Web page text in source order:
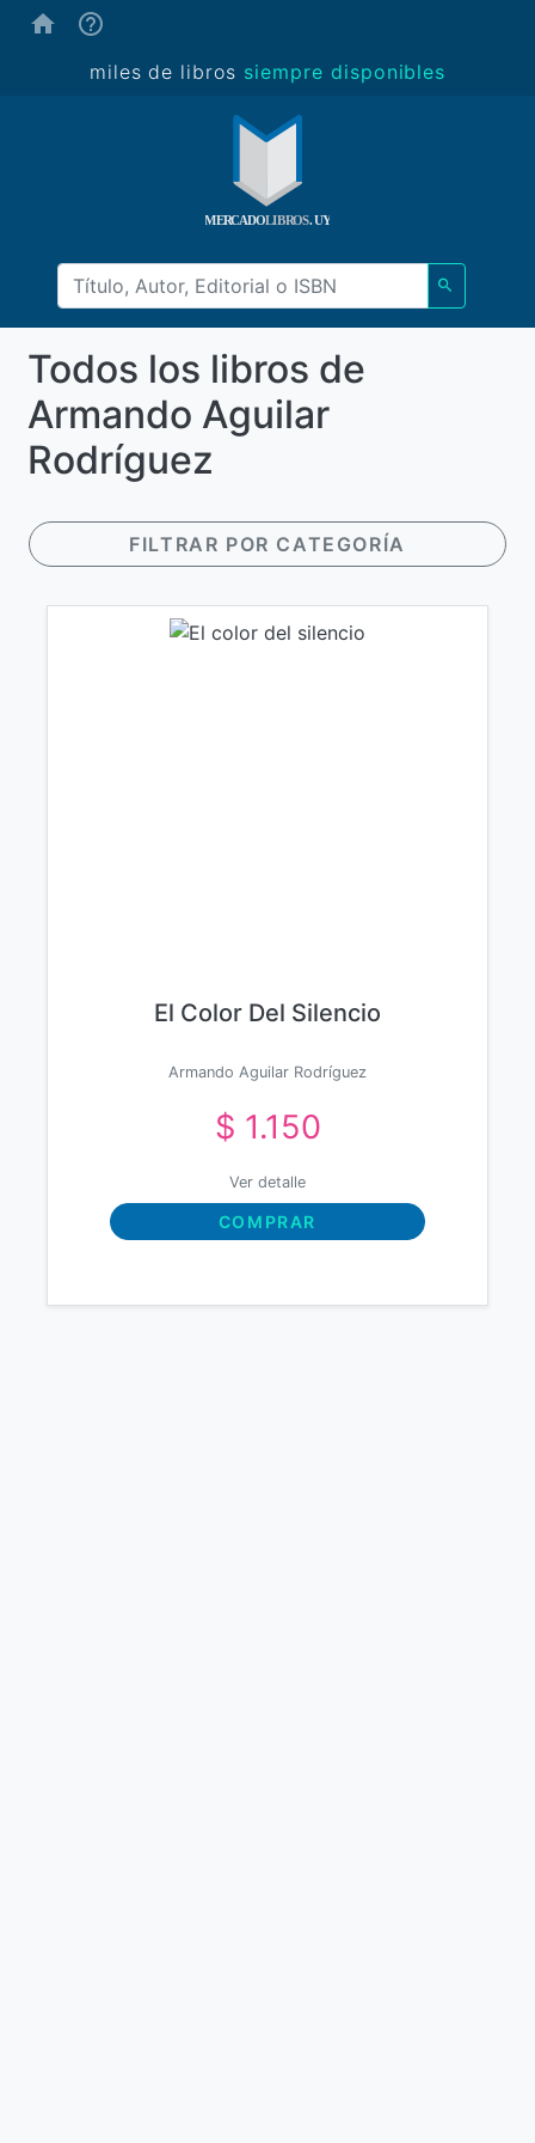
miles de libros siempre disponibles
Todos los libros de
Armando Aguilar
Rodríguez
FILTRAR POR CATEGORÍA
El Color Del Silencio
Armando Aguilar Rodríguez
$ 1.150
Ver detalle
COMPRAR